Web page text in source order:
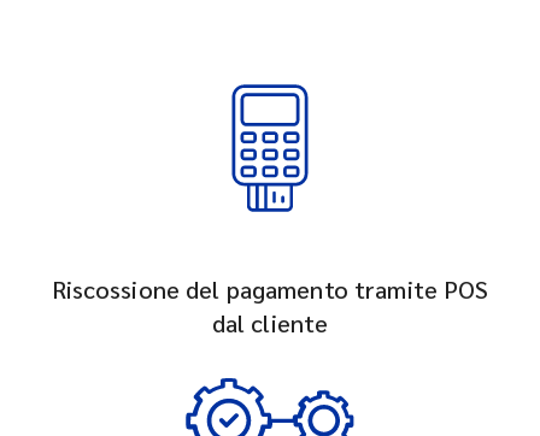
Riscossione del pagamento tramite POS
dal cliente